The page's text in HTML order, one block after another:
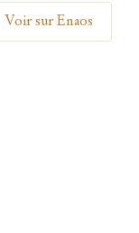
Voir sur Enaos